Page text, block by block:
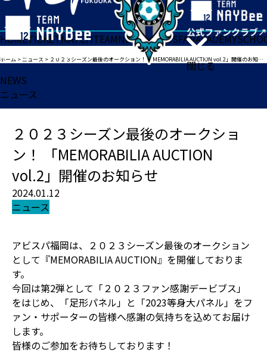
閉じる
HOMETICKETMATCHTEAMNEWSGOODSFANACADEMY
ホーム >ニュース > ２０２３シーズン最後のオークション！ 「MEMORABILIA AUCTION vol.2」開催のお知らせ
NEWS
ニュース
２０２３シーズン最後のオークショ
ン！ 「MEMORABILIA AUCTION
vol.2」開催のお知らせ
2024.01.12
ニュース
アビスパ福岡は、２０２３シーズン最後のオークション
として『MEMORABILIA AUCTION』を開催しておりま
す。
今回は第2弾として「２０２３ファン感謝デービブス」
をはじめ、「足形パネル」と「2023等身大パネル」をフ
ァン・サポーターの皆様へ感謝の気持ちを込めてお届け
します。
皆様のご参加をお待ちしております！